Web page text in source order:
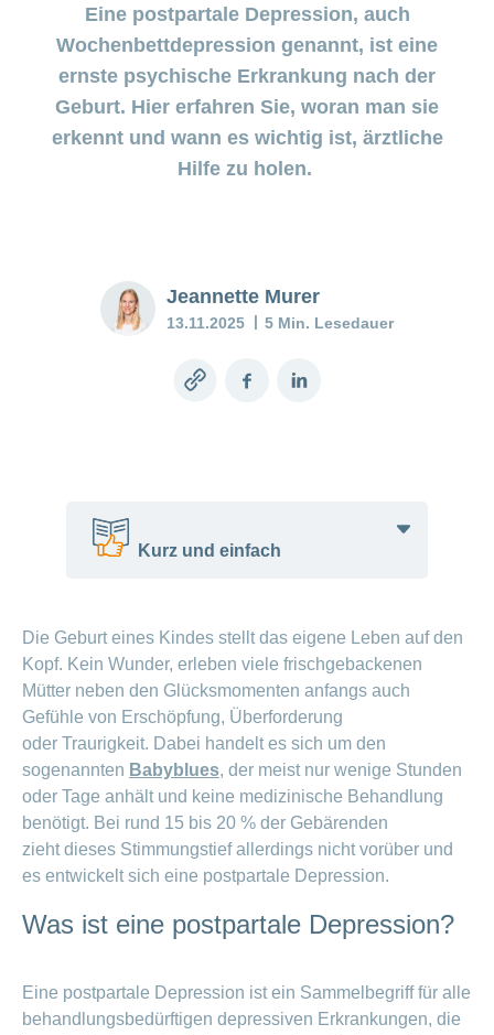
Pränataldiagnostik
Wenn das
Stimmungstief
anhält
Babyblues:
Was tun?
Stillberatung
Vorteile
– die
wichtige
Zeit nach
der Geburt
Schreibaby:
Holen Sie
sich Hilfe
Eine postpartale Depression, auch
Wochenbettdepression genannt, ist eine
ernste psychische Erkrankung nach der
Geburt. Hier erfahren Sie, woran man sie
erkennt und wann es wichtig ist, ärztliche
Hilfe zu holen.
Jeannette Murer
13.11.2025 5 Min. Lesedauer
Copy
FacebookLinkedIn
Kurz und einfach
Nach der Geburt fühlen sich viele Mütter
traurig.
Manche bleiben länger traurig und
brauchen Hilfe.
Das heisst postpartale Depression.
Auch Väter können betroffen sein.
Die Krankheit kann behandelt werden.
Die Geburt eines Kindes stellt das eigene Leben auf den
Kopf. Kein Wunder, erleben viele frischgebackenen
Mütter neben den Glücksmomenten anfangs auch
Gefühle von Erschöpfung, Überforderung
oder Traurigkeit. Dabei handelt es sich um den
sogenannten Babyblues, der meist nur wenige Stunden
oder Tage anhält und keine medizinische Behandlung
benötigt. Bei rund 15 bis 20 % der Gebärenden
zieht dieses Stimmungstief allerdings nicht vorüber und
es entwickelt sich eine postpartale Depression.
Was ist eine postpartale Depression?
Eine postpartale Depression ist ein Sammelbegriff für alle
behandlungsbedürftigen depressiven Erkrankungen, die